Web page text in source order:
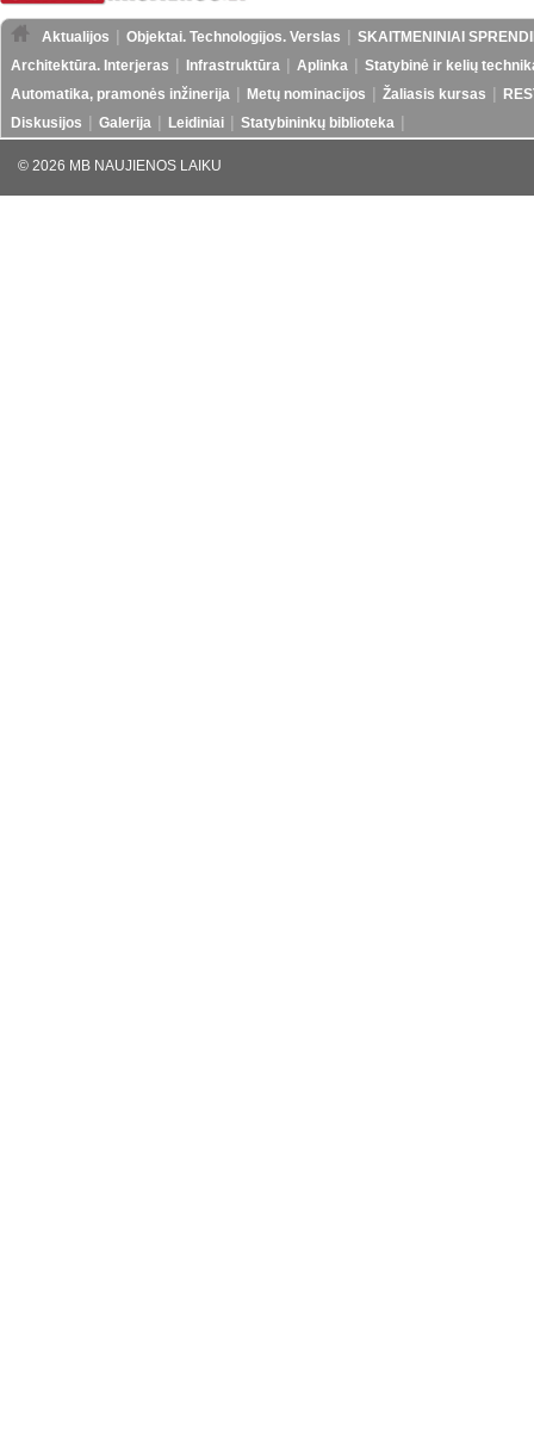
Aktualijos Objektai. Technologijos. Verslas
SKAITMENINIAI
Architektūra. Interjeras
Infrastruktūra Aplinka
Statybinė ir kelių
Automatika, pramonės inžinerija
Metų nominacijos Žaliasis kursas
Diskusijos
Galerija Leidiniai Statybininkų biblioteka
© 2026 MB NAUJIENOS LAIKU